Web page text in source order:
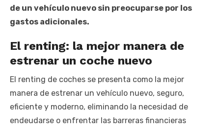
de un vehículo nuevo sin preocuparse por los
gastos adicionales.
El renting: la mejor manera de
estrenar un coche nuevo
El renting de coches se presenta como la mejor
manera de estrenar un vehículo nuevo, seguro,
eficiente y moderno, eliminando la necesidad de
endeudarse o enfrentar las barreras financieras